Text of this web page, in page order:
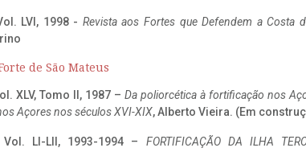
LVI, 1998 - Revista aos Fortes que Defendem a Costa
de São Mateus
XLV, Tomo II, 1987 – Da poliorcética à fortificação nos
Açores nos séculos XVI-XIX, Alberto Vieira. (Em
LI-LII, 1993-1994 – FORTIFICAÇÃO DA ILHA